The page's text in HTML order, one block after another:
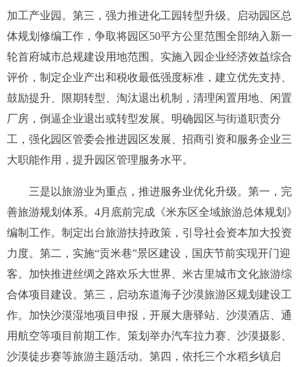
加工产业园。第三，强力推进化工园转型升级。启动园区总
体规划修编工作，争取将园区50平方公里范围全部纳入新一
轮首府城市总规建设用地范围。实施入园企业经济效益综合
评价，制定企业产出和税收最低强度标准，建立优先支持、
鼓励提升、限期转型、淘汰退出机制，清理闲置用地、闲置
厂房，倒逼企业退出或转型发展。明确园区与街道职责分
工，强化园区管委会推进园区发展、招商引资和服务企业三
大职能作用，提升园区管理服务水平。
三是以旅游业为重点，推进服务业优化升级。 第一，完
善旅游规划体系。 4月底前完成《米东区全域旅游总体规划》
编制工作。制定出台旅游扶持政策，引导社会资本加大投资
力度。第二，实施“贡米巷”景区建设，国庆节前实现开门迎
客。加快推进丝绸之路欢乐大世界、米古里城市文化旅游综
合体项目建设。第三，启动东道海子沙漠旅游区规划建设工
作。加快沙漠湿地项目申报，开展大唐驿站、沙漠酒店、通
用航空等项目前期工作。策划举办汽车拉力赛、沙漠摄影、
沙漠徒步赛等旅游主题活动。第四，依托三个水稻乡镇启